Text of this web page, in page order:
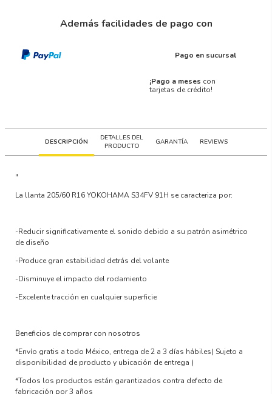
Además facilidades de pago con
Pago en sucursal
¡Pago a meses con
tarjetas de crédito!
DESCRIPCIÓN
DETALLES DEL
PRODUCTO
GARANTÍA REVIEWS
"
La llanta205/60 R16 YOKOHAMA S34FV 91H se caracteriza por:
-Reducir significativamente el sonido debido a su patrón asimétrico
de diseño
-Produce gran estabilidad detrás del volante
-Disminuye el impacto del rodamiento
-Excelente tracción en cualquier superficie
Beneficios de comprar con nosotros
*Envío gratis a todo México, entrega de 2 a 3 días hábiles( Sujeto a
disponibilidad de producto y ubicación de entrega )
*Todos los productos están garantizados contra defecto de
fabricación por 3 años